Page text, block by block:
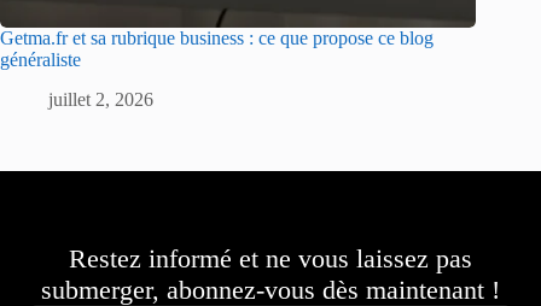
Getma.fr et sa rubrique business : ce que propose ce blog
généraliste
juillet 2, 2026
Restez informé et ne vous laissez pas
submerger, abonnez-vous dès maintenant !